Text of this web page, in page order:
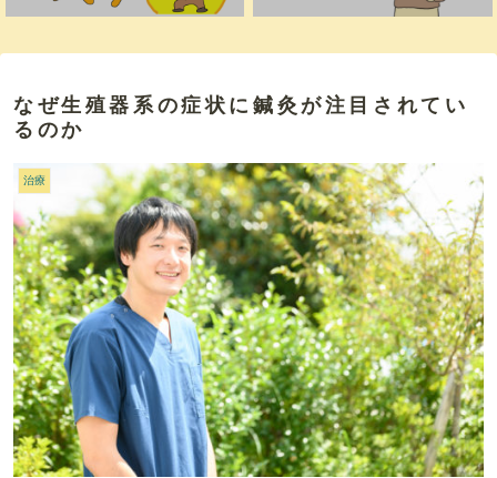
なぜ生殖器系の症状に鍼灸が注目されてい
るのか
治療